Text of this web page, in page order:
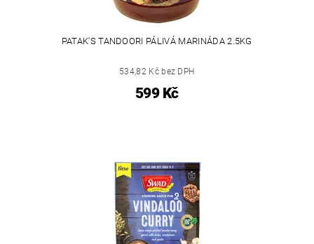
PATAK'S TANDOORI PÁLIVÁ MARINÁDA 2.5KG
534,82 Kč bez DPH
599 Kč